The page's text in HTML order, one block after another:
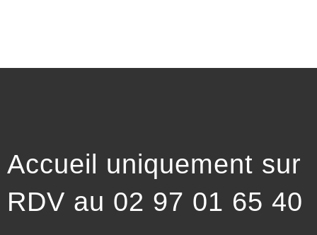
Accueil uniquement sur
RDV au 02 97 01 65 40